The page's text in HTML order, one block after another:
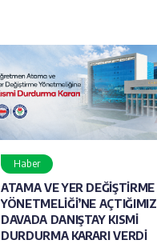
Haber
ATAMA VE YER DEĞİŞTİRME
YÖNETMELİĞİ’NE AÇTIĞIMIZ
DAVADA DANIŞTAY KISMİ
DURDURMA KARARI VERDİ